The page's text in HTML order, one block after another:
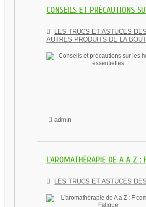
CONSEILS ET PRÉCAUTIONS
LES TRUCS ET ASTUCES
AUTRES PRODUITS DE LA
admin
L'AROMATHÉRAPIE DE A A Z :
LES TRUCS ET ASTUCES